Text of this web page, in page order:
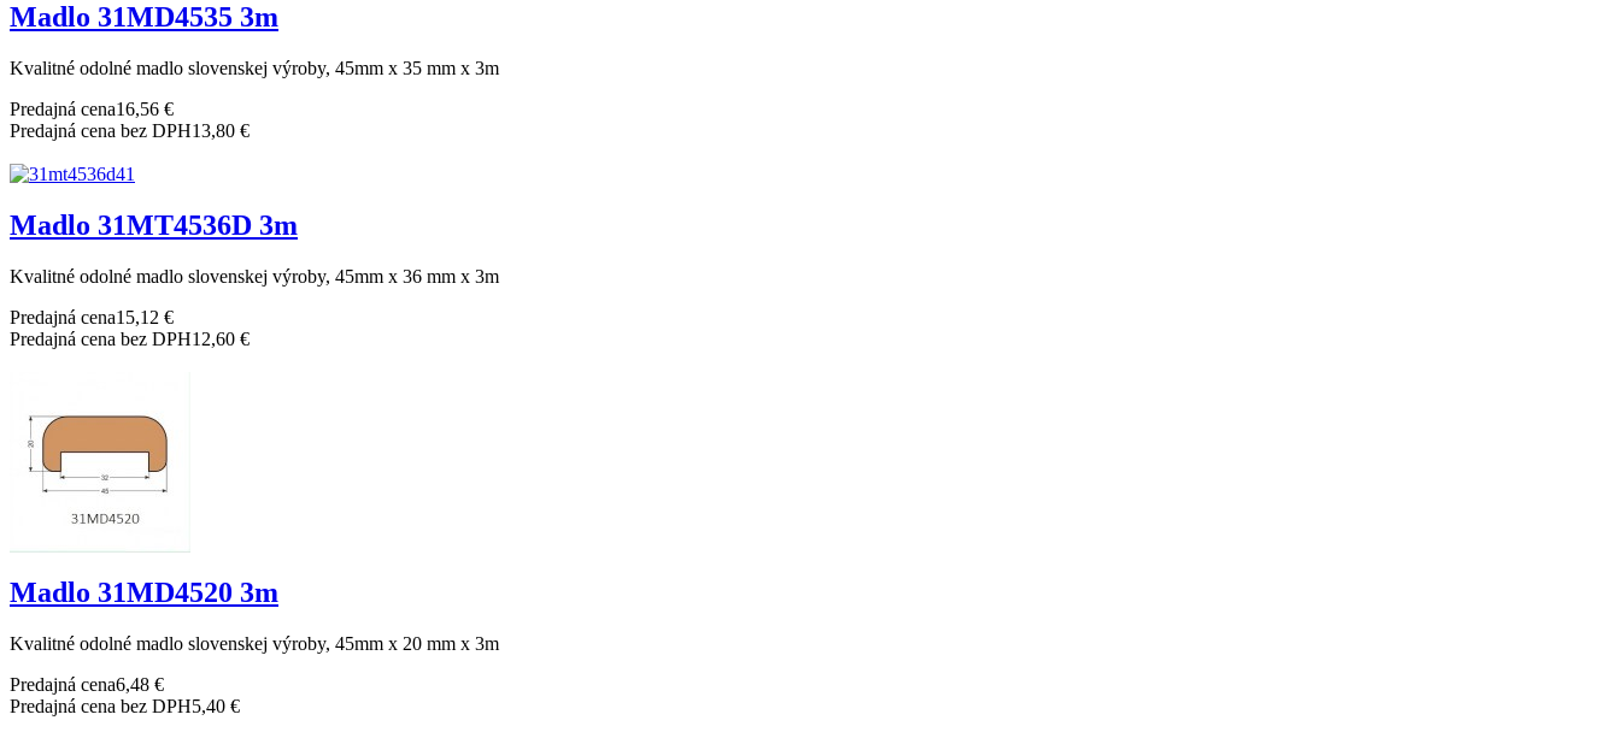
Madlo 31MD4535 3m
Kvalitné odolné madlo slovenskej výroby, 45mm x 35 mm x 3m
Predajná cena16,56 €
Predajná cena bez DPH13,80 €
Madlo 31MT4536D 3m
Kvalitné odolné madlo slovenskej výroby, 45mm x 36 mm x 3m
Predajná cena15,12 €
Predajná cena bez DPH12,60 €
Madlo 31MD4520 3m
Kvalitné odolné madlo slovenskej výroby, 45mm x 20 mm x 3m
Predajná cena6,48 €
Predajná cena bez DPH5,40 €